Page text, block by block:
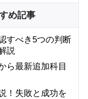
め記事
すべき5つの判断
説
ら最新追加科目
！失敗と成功を